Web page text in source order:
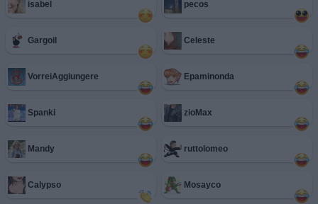
isabel pecos
Gargoil Celeste
VorreiAggiungere Epaminonda
Spanki zioMax
Mandy ruttolomeo
Calypso Mosayco